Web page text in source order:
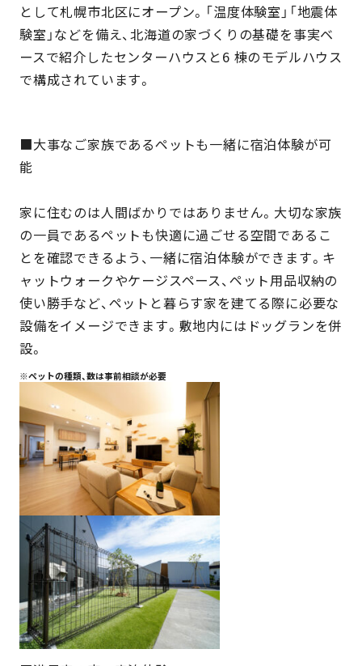
として札幌市北区にオープン。「温度体験室」「地震体
験室」などを備え、北海道の家づくりの基礎を事実ベ
ースで紹介したセンターハウスと6 棟のモデルハウス
で構成されています。
■大事なご家族であるペットも一緒に宿泊体験が可
能
家に住むのは人間ばかりではありません。大切な家族
の一員であるペットも快適に過ごせる空間であるこ
とを確認できるよう、一緒に宿泊体験ができます。キ
ャットウォークやケージスペース、ペット用品収納の
使い勝手など、ペットと暮らす家を建てる際に必要な
設備をイメージできます。敷地内にはドッグランを併
設。
※ペットの種類、数は事前相談が必要